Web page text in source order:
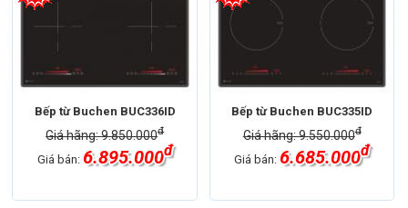
Bếp từ Buchen BUC336ID
Giá hãng: 9.850.000đ
Giá bán: 6.895.000đ
Bếp từ Buchen BUC335ID
Giá hãng: 9.550.000đ
Giá bán:6.685.000đ